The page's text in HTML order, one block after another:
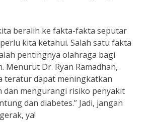
beralih ke fakta-fakta seputar
kita ketahui. Salah satu fakta
pentingnya olahraga bagi
Menurut Dr. Ryan Ramadhan,
teratur dapat meningkatkan
dan mengurangi risiko penyakit
dan diabetes.” Jadi, jangan
ya!